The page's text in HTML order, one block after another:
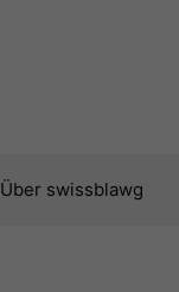
Über swissblawg